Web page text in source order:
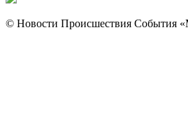
© Новости Происшествия События